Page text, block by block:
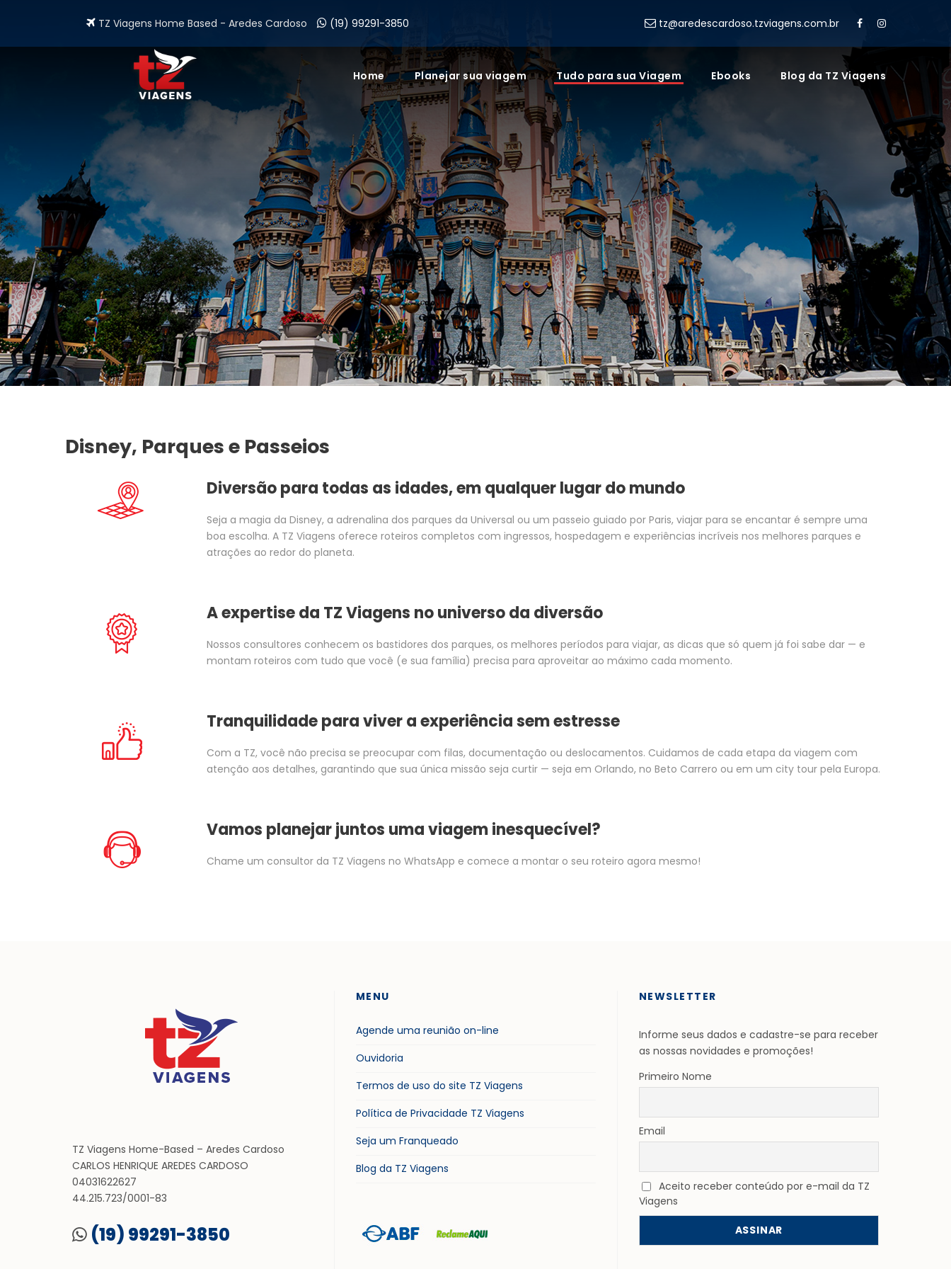
TZ Viagens Home Based - Aredes Cardoso (19) 99291-3850 tz@aredescardoso.tzviagens.com.br
Home Planejar sua viagem Tudo para sua Viagem Ebooks Blog da TZ Viagens
Disney, Parques e Passeios
Diversão para todas as idades, em qualquer lugar do mundo
Seja a magia da Disney, a adrenalina dos parques da Universal ou um passeio guiado por Paris, viajar para se encantar é sempre uma
boa escolha. A TZ Viagens oferece roteiros completos com ingressos, hospedagem e experiências incríveis nos melhores parques e
atrações ao redor do planeta.
A expertise da TZ Viagens no universo da diversão
Nossos consultores conhecem os bastidores dos parques, os melhores períodos para viajar, as dicas que só quem já foi sabe dar — e
montam roteiros com tudo que você (e sua família) precisa para aproveitar ao máximo cada momento.
Tranquilidade para viver a experiência sem estresse
Com a TZ, você não precisa se preocupar com filas, documentação ou deslocamentos. Cuidamos de cada etapa da viagem com
atenção aos detalhes, garantindo que sua única missão seja curtir — seja em Orlando, no Beto Carrero ou em um city tour pela Europa.
Vamos planejar juntos uma viagem inesquecível?
Chame um consultor da TZ Viagens no WhatsApp e comece a montar o seu roteiro agora mesmo!
TZ Viagens Home-Based – Aredes Cardoso
CARLOS HENRIQUE AREDES CARDOSO
04031622627
44.215.723/0001-83
(19) 99291-3850
MENU
Agende uma reunião on-line
Ouvidoria
Termos de uso do site TZ Viagens
Política de Privacidade TZ Viagens
Seja um Franqueado
Blog da TZ Viagens
NEWSLETTER
Informe seus dados e cadastre-se para receber
as nossas novidades e promoções!
Primeiro Nome
Email
Aceito receber conteúdo por e-mail da TZ
Viagens